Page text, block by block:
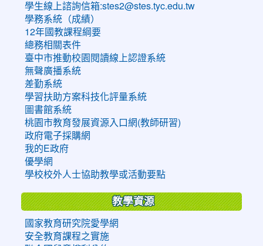
學生線上諮詢信箱:stes2@stes.tyc.edu.tw
學務系統（成績）
12年國教課程綱要
總務相關表件
臺中市推動校園閱讀線上認證系統
無聲廣播系統
差勤系統
學習扶助方案科技化評量系統
圖書館系統
桃園市教育發展資源入口網(教師研習)
政府電子採購網
我的E政府
優學網
學校校外人士協助教學或活動要點
教學資源
國家教育研究院愛學網
安全教育課程之實施